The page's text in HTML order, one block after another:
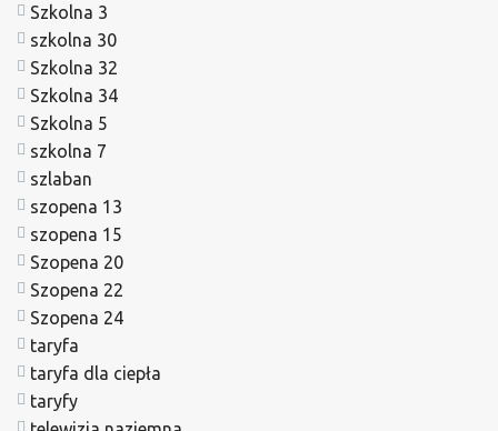
Szkolna 3
szkolna 30
Szkolna 32
Szkolna 34
Szkolna 5
szkolna 7
szlaban
szopena 13
szopena 15
Szopena 20
Szopena 22
Szopena 24
taryfa
taryfa dla ciepła
taryfy